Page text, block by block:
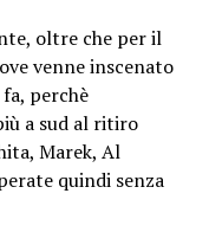
oltre che per il
venne inscenato
perchè
a sud al ritiro
Marek, Al
quindi senza